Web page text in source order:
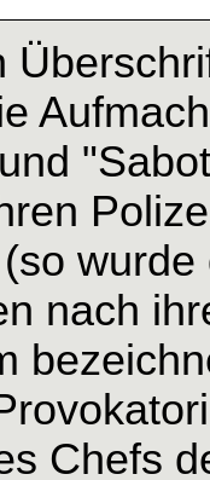
nach
Chefs